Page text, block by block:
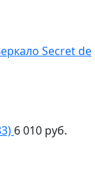
Secret de
6 010 руб.